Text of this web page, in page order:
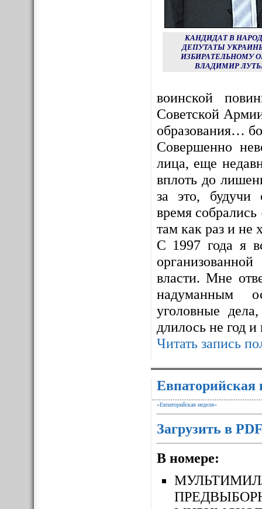
КАНДИДАТ В
ДЕПУТАТЫ
ИЗБИРАТЕЛЬНОМУ
ВЛАДИМИР
воинской
Советской
образования…
Совершенно
лица, еще
вплоть до
за это, будучи
время
там как раз и не
С 1997 года я
власти. Мне
надуманным
уголовные
длилось не год
Читать запись
Евпаторийская
«Евпаторийская неделя»
Загрузить в
В номере: